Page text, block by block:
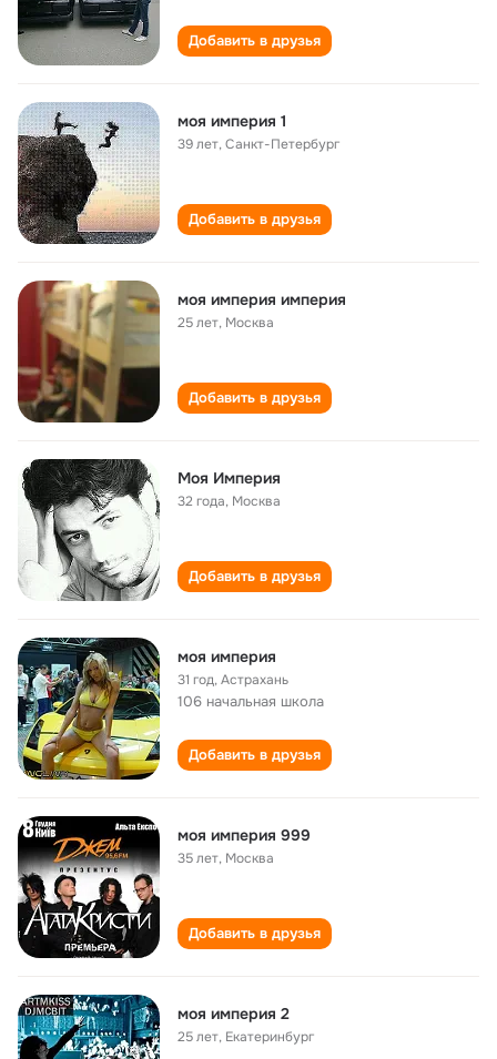
Добавить в друзья
моя империя 1
39 лет,Санкт-Петербург
Добавить в друзья
моя империя империя
25 лет, Москва
Добавить в друзья
Моя Империя
32 года, Москва
Добавить в друзья
моя империя
31 год,Астрахань
106 начальная школа
Добавить в друзья
моя империя 999
35 лет, Москва
Добавить в друзья
моя империя 2
25 лет, Екатеринбург